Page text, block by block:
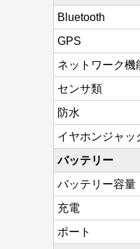
Bluetooth
GPS
ネットワーク機
センサ類
防水
イヤホンジャッ
バッテリー
バッテリー容量
充電
ポート